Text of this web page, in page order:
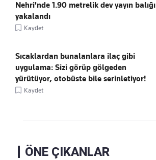
Nehri'nde 1.90 metrelik dev yayın balığı
yakalandı
Kaydet
Sıcaklardan bunalanlara ilaç gibi
uygulama: Sizi görüp gölgeden
yürütüyor, otobüste bile serinletiyor!
Kaydet
ÖNE ÇIKANLAR